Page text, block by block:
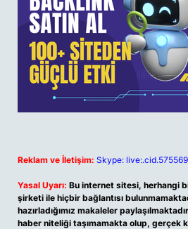
Reklam ve İletişim: Skype:
Yasal Uyarı: Bu internet sitesi, herhangi
şirketi ile hiçbir bağlantısı
hazırladığımız makaleler
haber niteliği taşımamakta olup, gerçek